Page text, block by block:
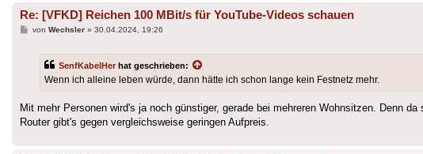
Re: [VFKD] Reichen 100 MBit/s für YouTube-Videos schauen
Beitrag
von Wechsler» 30.04.2024, 19:26
SenfKabelHer hat geschrieben:
Wenn ich alleine leben würde, dann hätte ich schon lange kein Festnetz mehr.
Mit mehr Personen wird's ja noch günstiger, gerade bei mehreren Wohnsitzen. Denn
Router gibt's gegen vergleichsweise geringen Aufpreis.